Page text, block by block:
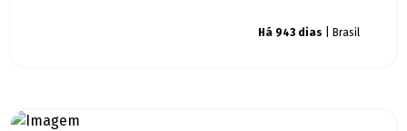
Há 943 dias | Brasil